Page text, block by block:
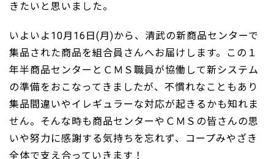
きたいと思いました。
いよいよ10月16日(月)から、清武の新商品センターで
集品された商品を組合員さんへお届けします。この１
年半商品センターとＣＭＳ職員が協働して新システム
の準備をおこなってきましたが、不慣れなこともあり
集品間違いやイレギュラーな対応が起きるかも知れま
せん。そんな時も商品センターやＣＭＳの皆さんの思
いや努力に感謝する気持ちを忘れず、コープみやざき
全体で支え合っていきます！